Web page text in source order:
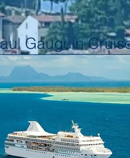
Gauguin